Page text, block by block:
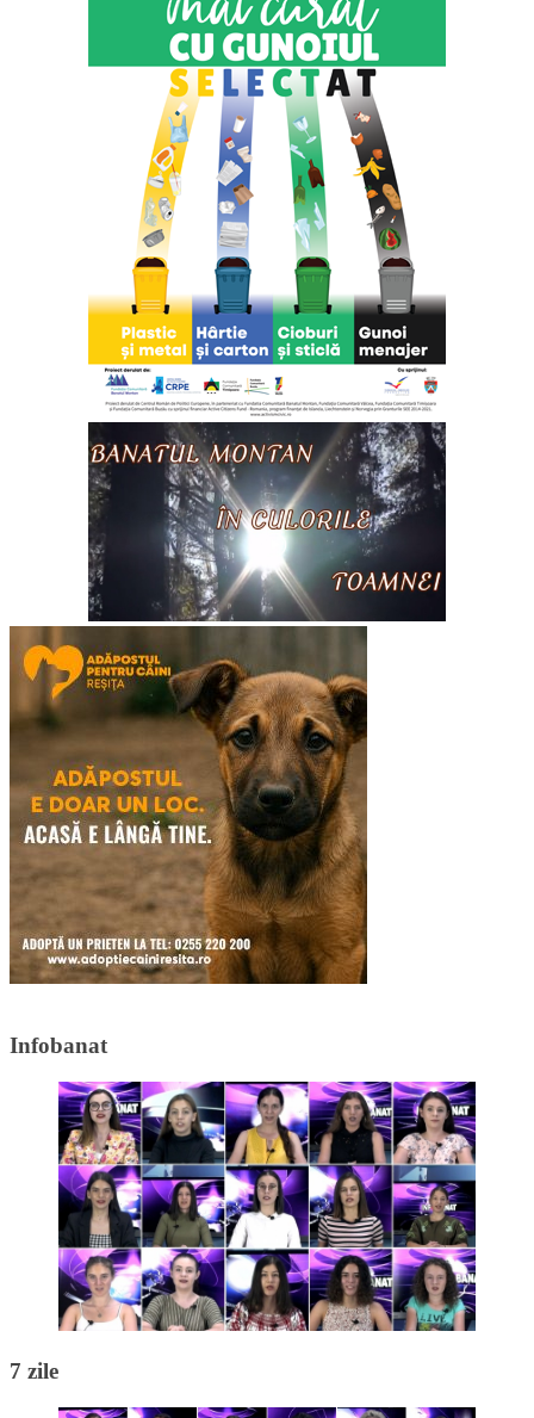
Infobanat
7 zile